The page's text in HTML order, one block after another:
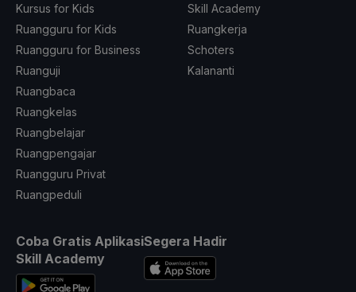
Kursus for Kids
Ruangguru for Kids
Ruangguru for Business
Ruanguji
Ruangbaca
Ruangkelas
Ruangbelajar
Ruangpengajar
Ruangguru Privat
Ruangpeduli
Skill Academy
Ruangkerja
Schoters
Kalananti
Coba Gratis Aplikasi
Skill Academy
Segera Hadir